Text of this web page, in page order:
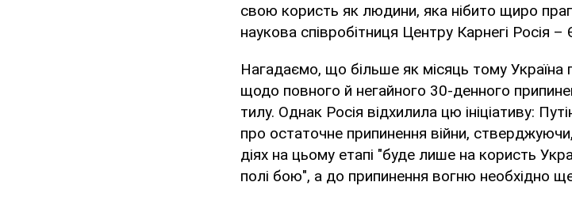
свою користь як людини, яка нібито щиро
наукова співробітниця Центру Карнегі Росія
Нагадаємо, що більше як місяць тому
щодо повного й негайного 30-денного
тилу. Однак Росія відхилила цю ініціативу:
про остаточне припинення війни,
діях на цьому етапі "буде лише на користь
полі бою", а до припинення вогню необхідно